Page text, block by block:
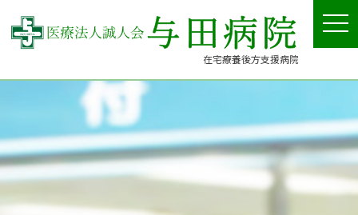
在宅療養後方支援病院